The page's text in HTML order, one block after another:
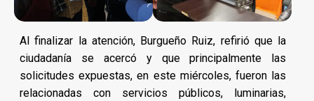
Al finalizar la atención, Burgueño Ruiz, refirió que la
ciudadanía se acercó y que principalmente las
solicitudes expuestas, en este miércoles, fueron las
relacionadas con servicios públicos, luminarias,